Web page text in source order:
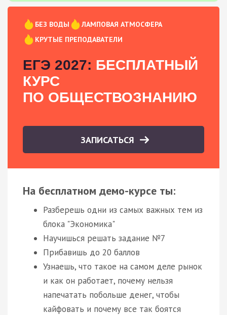
БЕЗ ВОДЫ
ЛАМПОВАЯ АТМОСФЕРА
КРУТЫЕ ПРЕПОДАВАТЕЛИ
ЕГЭ 2027: БЕСПЛАТНЫЙ
КУРС
ПО ОБЩЕСТВОЗНАНИЮ
ЗАПИСАТЬСЯ
На бесплатном демо-курсе ты:
Разберешь одни из самых важных тем из
блока "Экономика"
Научишься решать задание №7
Прибавишь до 20 баллов
Узнаешь, что такое на самом деле рынок
и как он работает, почему нельзя
напечатать побольше денег, чтобы
кайфовать и почему все так боятся